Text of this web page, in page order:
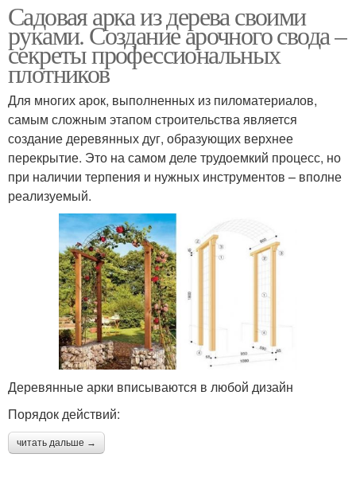
Садовая арка из дерева своими
руками. Создание арочного свода –
секреты профессиональных
плотников
Для многих арок, выполненных из пиломатериалов,
самым сложным этапом строительства является
создание деревянных дуг, образующих верхнее
перекрытие. Это на самом деле трудоемкий процесс, но
при наличии терпения и нужных инструментов – вполне
реализуемый.
Деревянные арки вписываются в любой дизайн
Порядок действий:
читать дальше →